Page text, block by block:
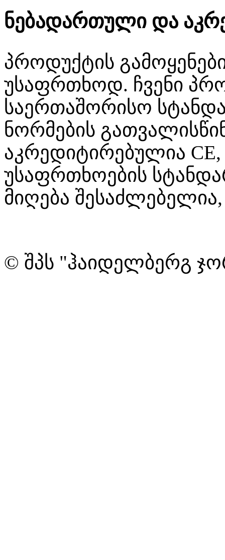
ნებადართული და
პროდუქტის
უსაფრთხოდ. ჩვენი
საერთაშორისო
ნორმების
აკრედიტირებულია CE,
უსაფრთხოების
მიღება
© შპს "ჰაიდელბერგ